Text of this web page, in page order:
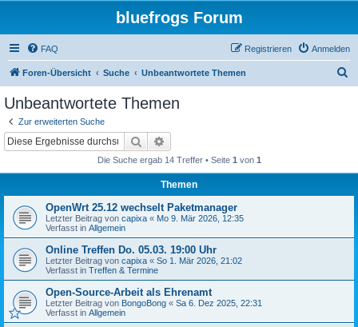
bluefrogs Forum
FAQ Anmelden
Registrieren
Foren-Übersicht Suche Unbeantwortete Themen
Unbeantwortete Themen
Zur erweiterten Suche
Suche
Die Suche ergab 14 Treffer • Seite 1 von 1
Themen
OpenWrt 25.12 wechselt Paketmanager
Letzter Beitrag von capixa « Mo 9. Mär 2026, 12:35
Verfasst in Allgemein
Online Treffen Do. 05.03. 19:00 Uhr
Letzter Beitrag von capixa « So 1. Mär 2026, 21:02
Verfasst in Treffen & Termine
Open-Source-Arbeit als Ehrenamt
Letzter Beitrag von BongoBong « Sa 6. Dez 2025, 22:31
Verfasst in Allgemein